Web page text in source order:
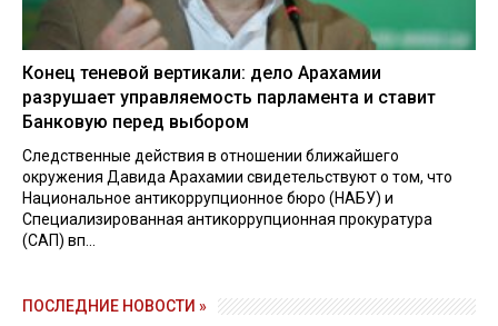
Конец теневой вертикали: дело Арахамии
разрушает управляемость парламента и ставит
Банковую перед выбором
Следственные действия в отношении ближайшего
окружения Давида Арахамии свидетельствуют о том, что
Национальное антикоррупционное бюро (НАБУ) и
Специализированная антикоррупционная прокуратура
(САП) вп...
ПОСЛЕДНИЕ НОВОСТИ »